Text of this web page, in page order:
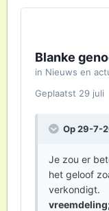
was
Amerika.
naar het
Elders
allemaal de
generaal de
bent.
Blanke
in Nieuws en
Geplaatst 29 juli
Op 29-7-
Je zou er
het geloof
verkondigt.